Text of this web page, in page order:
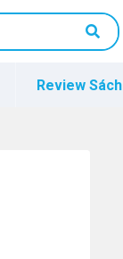
Review Sách